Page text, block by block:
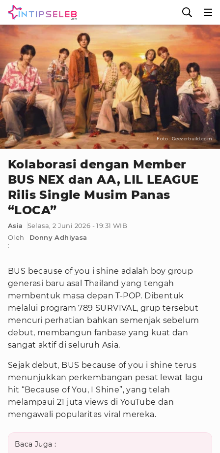
Foto : Geezerbuild.com
Kolaborasi dengan Member
BUS NEX dan AA, LIL LEAGUE
Rilis Single Musim Panas
“LOCA”
Asia
Selasa, 2 Juni 2026 - 19:31 WIB
Oleh
:
Donny Adhiyasa
BUS because of you i shine adalah boy group
generasi baru asal Thailand yang tengah
membentuk masa depan T-POP. Dibentuk
melalui program 789 SURVIVAL, grup tersebut
mencuri perhatian bahkan semenjak sebelum
debut, membangun fanbase yang kuat dan
sangat aktif di seluruh Asia.
Sejak debut, BUS because of you i shine terus
menunjukkan perkembangan pesat lewat lagu
hit “Because of You, I Shine”, yang telah
melampaui 21 juta views di YouTube dan
mengawali popularitas viral mereka.
Baca Juga :